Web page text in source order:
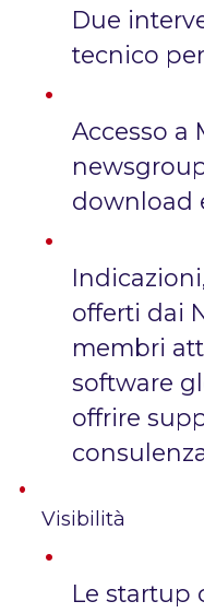
Due
tecnico
Accesso a
download
offerti dai
membri
software
offrire
Visibilità
Le startup